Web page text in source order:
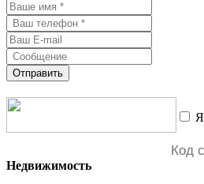
Отправить
Недвижимость